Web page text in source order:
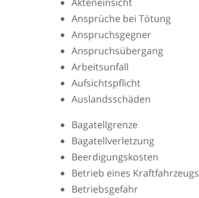
Ansprüche bei Tötung
Anspruchsgegner
Anspruchsübergang
Arbeitsunfall
Aufsichtspflicht
Auslandsschäden
Bagatellgrenze
Bagatellverletzung
Beerdigungskosten
Betrieb eines Kraftfahrzeugs
Betriebsgefahr